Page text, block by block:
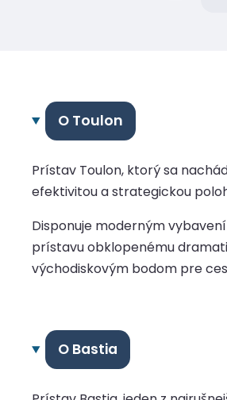
O Toulon
Prístav Toulon, ktorý sa
efektivitou a strategickou
Disponuje moderným
prístavu obklopenému
východiskovým bodom pre
O Bastia